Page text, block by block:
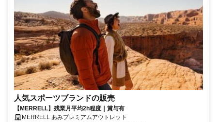
人気スポーツブランドの販売
【MERRELL】残業月平均2h程度｜賞与有
MERRELL あみプレミアムアウトレット